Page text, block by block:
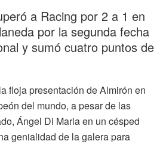
a Racing por 2 a 1 en
por la segunda fecha
y sumó cuatro puntos de
floja presentación de Almirón en
del mundo, a pesar de las
Ángel Di Maria en un césped
genialidad de la galera para